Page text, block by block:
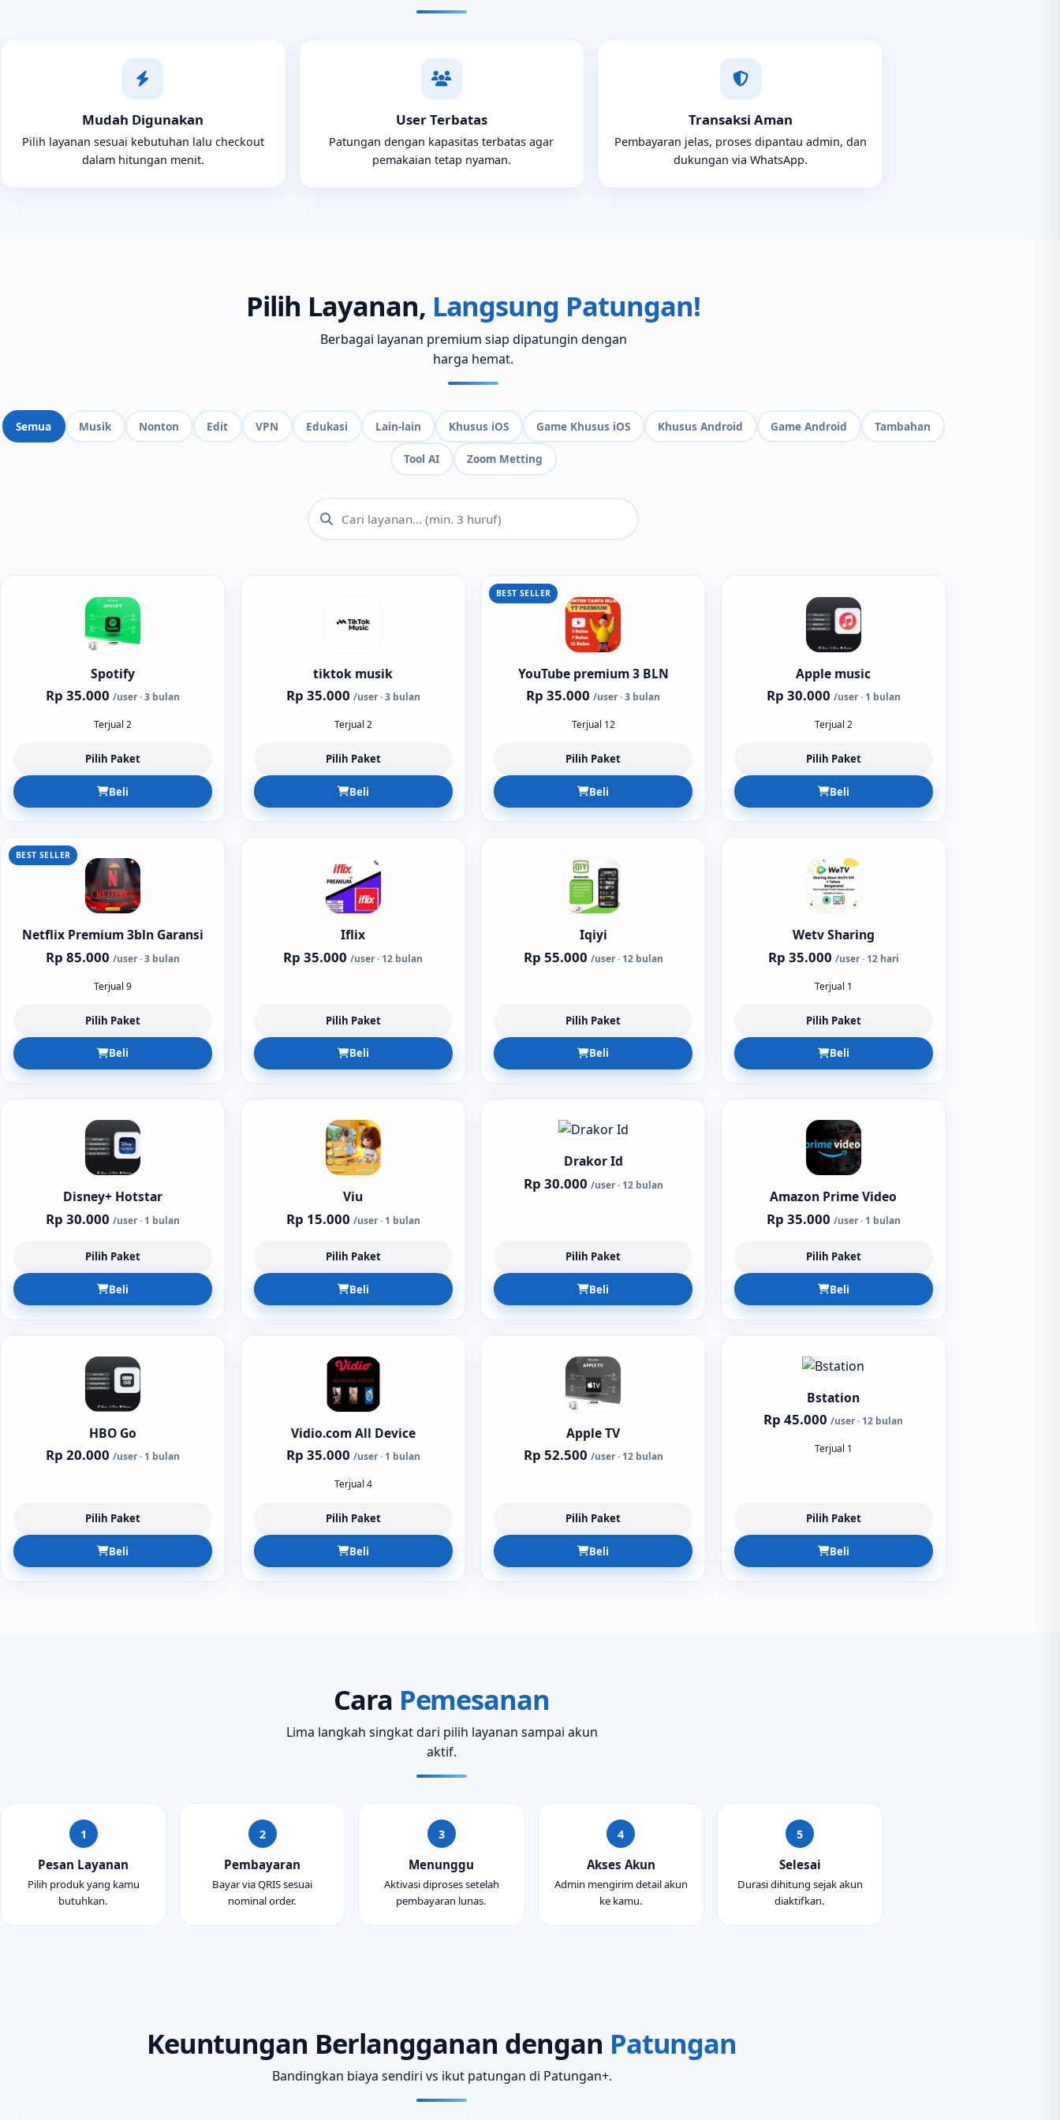
Mudah Digunakan
Pilih layanan sesuai kebutuhan lalu checkout
dalam hitungan menit.
User Terbatas
Patungan dengan kapasitas terbatas agar
pemakaian tetap nyaman.
Transaksi Aman
Pembayaran jelas, proses dipantau admin, dan
dukungan via WhatsApp.
Pilih Layanan, Langsung Patungan!
Berbagai layanan premium siap dipatungin dengan
harga hemat.
Semua Musik Nonton Edit VPN Edukasi Lain-lain Khusus iOS Game Khusus iOS Khusus Android Game Android Tambahan
Tool AI Zoom Metting
Spotify
Rp 35.000/user · 3 bulan
Terjual 2
Pilih Paket
Beli
tiktok musik
Rp 35.000 /user · 3 bulan
Terjual 2
Pilih Paket
Beli
BEST SELLER
YouTube premium 3 BLN
Rp 35.000/user · 3 bulan
Terjual 12
Pilih Paket
Beli
Apple music
Rp 30.000 /user · 1 bulan
Terjual 2
Pilih Paket
Beli
BEST SELLER
Netflix Premium 3bln Garansi
Rp 85.000/user · 3 bulan
Terjual 9
Pilih Paket
Beli
Iflix
Rp 35.000/user · 12 bulan
Pilih Paket
Beli
Iqiyi
Rp 55.000 /user · 12 bulan
Pilih Paket
Beli
Wetv Sharing
Rp 35.000 /user · 12 hari
Terjual 1
Pilih Paket
Beli
Disney+ Hotstar
Rp 30.000/user · 1 bulan
Pilih Paket
Beli
Viu
Rp 15.000 /user · 1 bulan
Pilih Paket
Beli
Drakor Id
Rp 30.000 /user · 12 bulan
Pilih Paket
Beli
Amazon Prime Video
Rp 35.000 /user · 1 bulan
Pilih Paket
Beli
HBO Go
Rp 20.000/user · 1 bulan
Pilih Paket
Beli
Vidio.com All Device
Rp 35.000 /user · 1 bulan
Terjual 4
Pilih Paket
Beli
Apple TV
Rp 52.500 /user · 12 bulan
Pilih Paket
Beli
Bstation
Rp 45.000/user · 12 bulan
Terjual 1
Pilih Paket
Beli
Cara Pemesanan
Lima langkah singkat dari pilih layanan sampai akun
aktif.
Pesan Layanan
Pilih produk yang kamu
butuhkan.
Pembayaran
Bayar via QRIS sesuai
nominal order.
Menunggu
Aktivasi diproses setelah
pembayaran lunas.
Akses Akun
Admin mengirim detail akun
ke kamu.
Selesai
Durasi dihitung sejak akun
diaktifkan.
Keuntungan Berlangganan dengan Patungan
Bandingkan biaya sendiri vs ikut patungan di Patungan+.